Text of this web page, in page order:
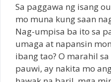
Sa paggawa ng isang
mo muna kung saan
Nag-umpisa ba ito sa
umaga at napansin
ibang tao? O marahil
pauwi, ay nakita mo